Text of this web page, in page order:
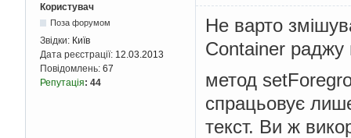
Користувач
Поза форумом
Звідки: Київ
Дата реєстрації: 12.03.2013
Повідомлень: 67
Репутація: 44
Не варто
Container раджу
метод
спрацьовує
текст. Ви ж